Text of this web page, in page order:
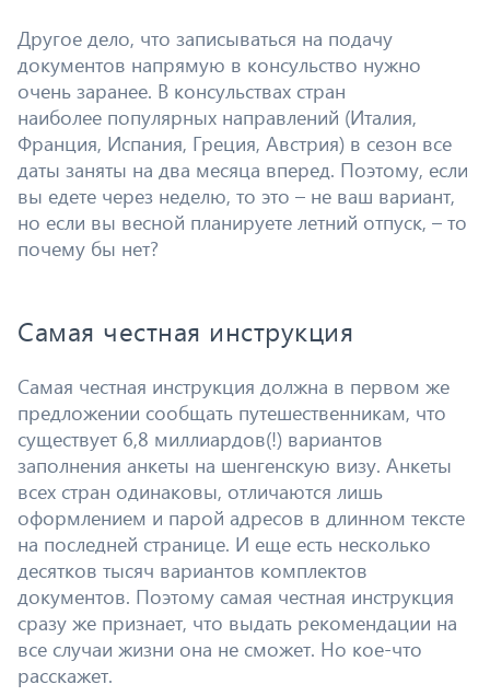
Другое дело, что записываться на подачу
документов напрямую в консульство нужно
очень заранее. В консульствах стран
наиболее популярных направлений (Италия,
Франция, Испания, Греция, Австрия) в сезон все
даты заняты на два месяца вперед. Поэтому, если
вы едете через неделю, то это – не ваш вариант,
но если вы весной планируете летний отпуск, – то
почему бы нет?
Самая честная инструкция
Самая честная инструкция должна в первом же
предложении сообщать путешественникам, что
существует 6,8 миллиардов(!) вариантов
заполнения анкеты на шенгенскую визу. Анкеты
всех стран одинаковы, отличаются лишь
оформлением и парой адресов в длинном тексте
на последней странице. И еще есть несколько
десятков тысяч вариантов комплектов
документов. Поэтому самая честная инструкция
сразу же признает, что выдать рекомендации на
все случаи жизни она не сможет. Но кое-что
расскажет.